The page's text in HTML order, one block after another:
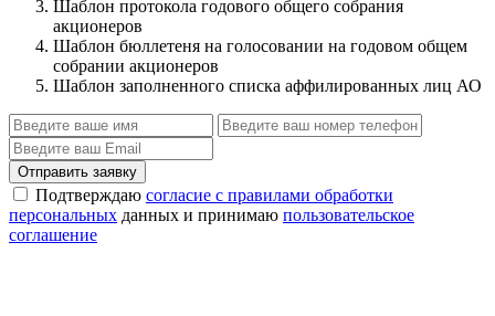
Шаблон протокола годового общего собрания
акционеров
Шаблон бюллетеня на голосовании на годовом общем
собрании акционеров
Шаблон заполненного списка аффилированных лиц АО
Отправить заявку
Подтверждаю согласие с правилами обработки
персональных данных и принимаю пользовательское
соглашение